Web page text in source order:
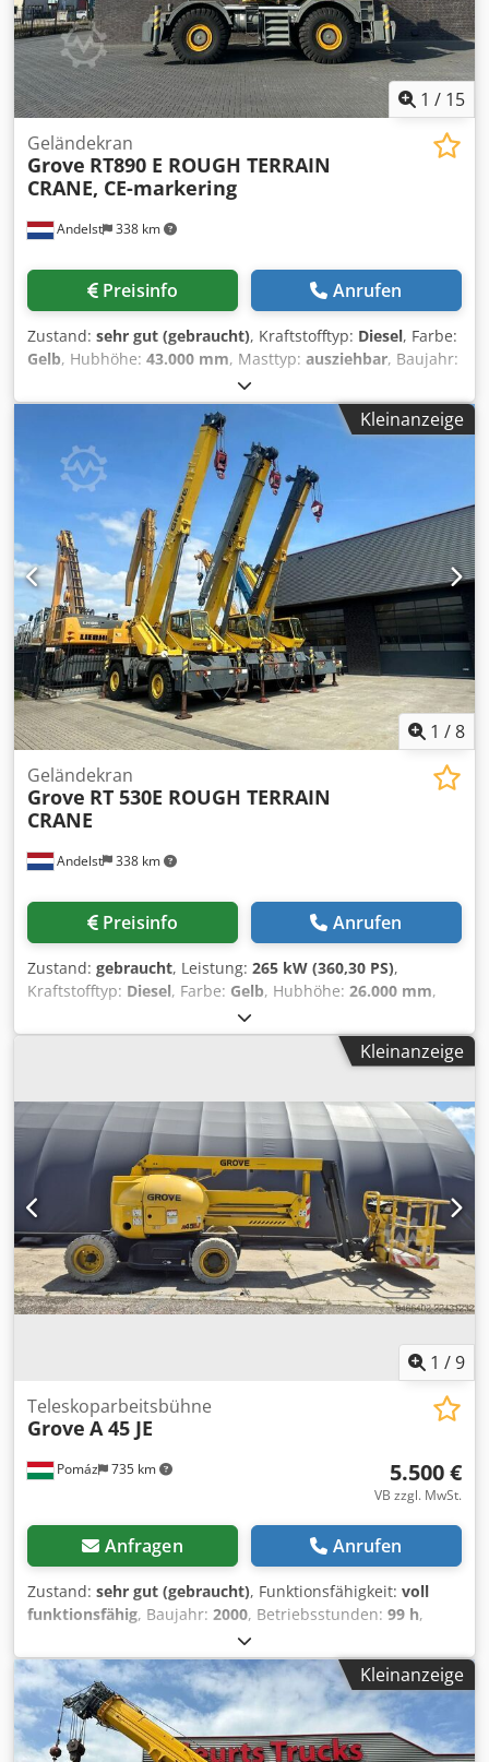
des Aufbaus: Grove GMK CE-Kennzeichnung: ja
Technischer Zustand: gut Optischer Zustand: gut Preis: Auf
Anfrage
1 / 15
Andelst 338 km
Geländekran
Grove RT890 E ROUGH TERRAIN
CRANE, CE-markering
Preisinfo Anrufen
Zustand: sehr gut (gebraucht), Kraftstofftyp: Diesel, Farbe:
Gelb, Hubhöhe: 43.000 mm, Masttyp: ausziehbar, Baujahr:
, Allgemeine Informationen Baujahr: 2008 Dkodpfx
Aswud Ibobver Technische Informationen Zylinderzahl: 6
Antrieb: Rad Leergewicht: 52.605 kg Funktionell Mast:
Teleskop (4 Teilen) Mastlänge: 43 m Hubkapazität: 81.646
kg Marke des Aufbaus: GROVE RT890E ROUGH TERRAIN
CRANE CE-Kennzeichnung: ja Zustand Technischer
Zustand: sehr gut Optischer Zustand: sehr gut
Kleinanzeige
1 /8
Andelst 338 km
Geländekran
Grove RT 530E ROUGH TERRAIN
CRANE
Preisinfo Anrufen
Zustand: gebraucht, Leistung: 265 kW (360,30 PS),
Kraftstofftyp: Diesel, Farbe: Gelb, Hubhöhe: 26.000 mm,
, Baujahr:
und Zubehör = - PTO = Weitere Informationen = Baujahr:
2006 Antrieb: Rad Zylinderzahl: 6 Motorhubraum: 14.000
530E Dsdpfx Asw Rpttobvjkr
Kleinanzeige
1 /9
Pomáz 735 km
Teleskoparbeitsbühne
Grove A 45 JE
5.500 €
VB zzgl. MwSt.
Anfragen Anrufen
Zustand: sehr gut (gebraucht), Funktionsfähigkeit: voll
funktionsfähig, Baujahr: 2000, Betriebsstunden: 99 h,
Maschinen-/Fahrzeugnummer:
Hubhöhe:15.700 mm, Leergewicht:6.810 kg,
Transportlänge: 6.040 mm, Transportbreite: 1.550 mm,
Transporthöhe:2.010 mm, nächste Prüfung (TÜV):
12/2026 , Kraftstofftyp: elektrisch , Reifenzustand:90 %
Antriebszustand:100 %, Farbe:Gelb, Wir bieten aus
Kleinanzeige